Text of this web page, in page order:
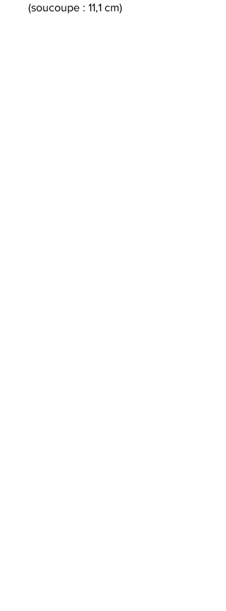
(soucoupe : 11,1 cm)